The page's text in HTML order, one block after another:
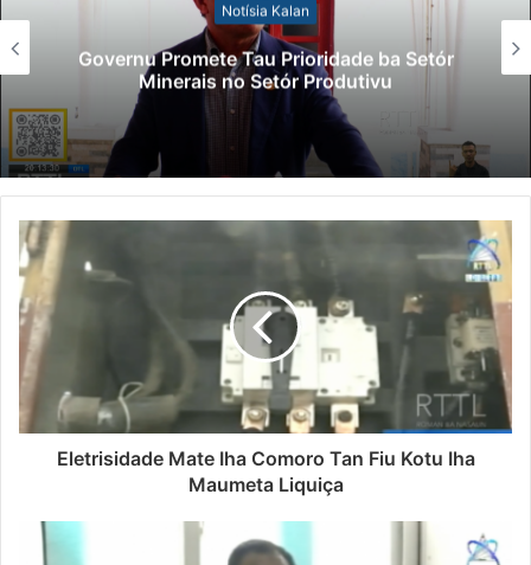
Notísia Kalan
Governu Promete Tau Prioridade ba Setór
Minerais no Setór Produtivu
Eletrisidade Mate Iha Comoro Tan Fiu Kotu Iha
Maumeta Liquiça